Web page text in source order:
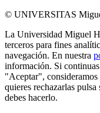
© UNIVERSITAS
La Universidad Miguel
terceros para fines
navegación. En nuestra
información. Si
"Aceptar", consideramos
quieres rechazarlas
debes hacerlo.